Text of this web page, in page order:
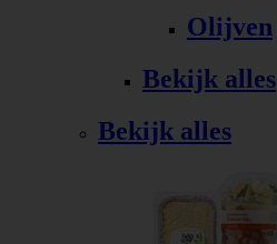
Olijven
Bekijk alles
Bekijk alles